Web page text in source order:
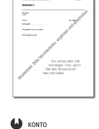
KONTO